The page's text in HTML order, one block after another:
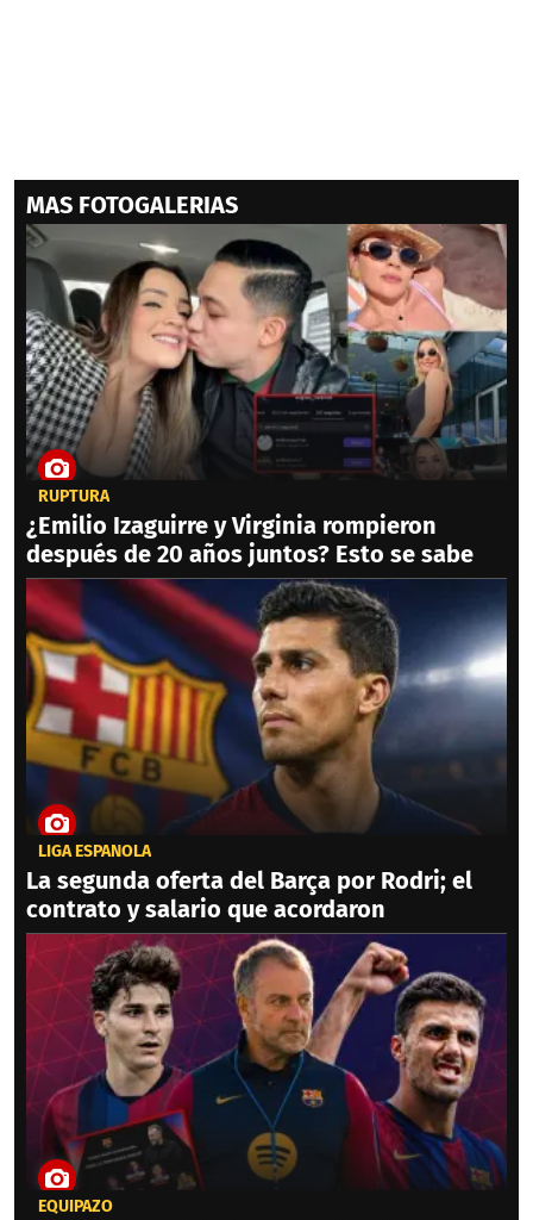
MAS FOTOGALERIAS
RUPTURA
¿Emilio Izaguirre y Virginia rompieron
después de 20 años juntos? Esto se sabe
LIGA ESPAÑOLA
La segunda oferta del Barça por Rodri; el
contrato y salario que acordaron
EQUIPAZO